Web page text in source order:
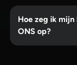
Hoe zeg ik
ONS op?